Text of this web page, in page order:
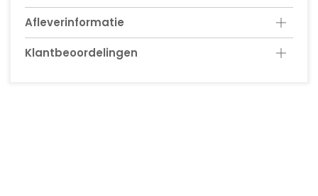
Afleverinformatie
Klantbeoordelingen